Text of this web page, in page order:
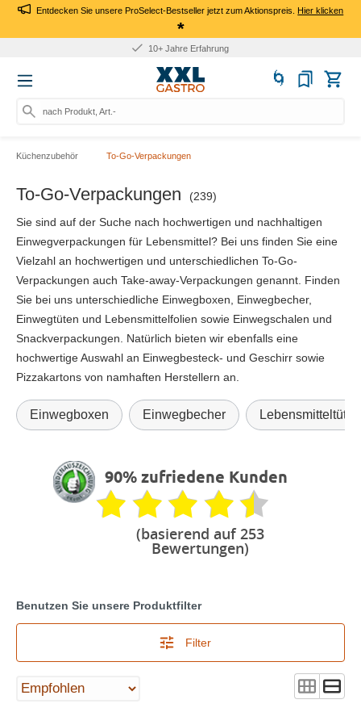
Entdecken Sie unsere ProSelect-Bestseller jetzt zum Aktionspreis.Hier klicken
*
10+ Jahre Erfahrung
nach Produkt, Art.-Nr., Mark
Küchenzubehör To-Go-Verpackungen
To-Go-Verpackungen
(239)
Sie sind auf der Suche nach hochwertigen und nachhaltigen
Einwegverpackungen für Lebensmittel? Bei uns finden Sie eine
Vielzahl an hochwertigen und unterschiedlichen To-Go-
Verpackungen auch Take-away-Verpackungen genannt. Finden
Sie bei uns unterschiedliche Einwegboxen, Einwegbecher,
Einwegtüten und Lebensmittelfolien sowie Einwegschalen und
Snackverpackungen. Natürlich bieten wir ebenfalls eine
hochwertige Auswahl an Einwegbesteck- und Geschirr sowie
Pizzakartons von namhaften Herstellern an.
Einwegboxen Einwegbecher
90% zufriedene Kunden
(basierend auf 253
Bewertungen)
Benutzen Sie unsere Produktfilter
Filter